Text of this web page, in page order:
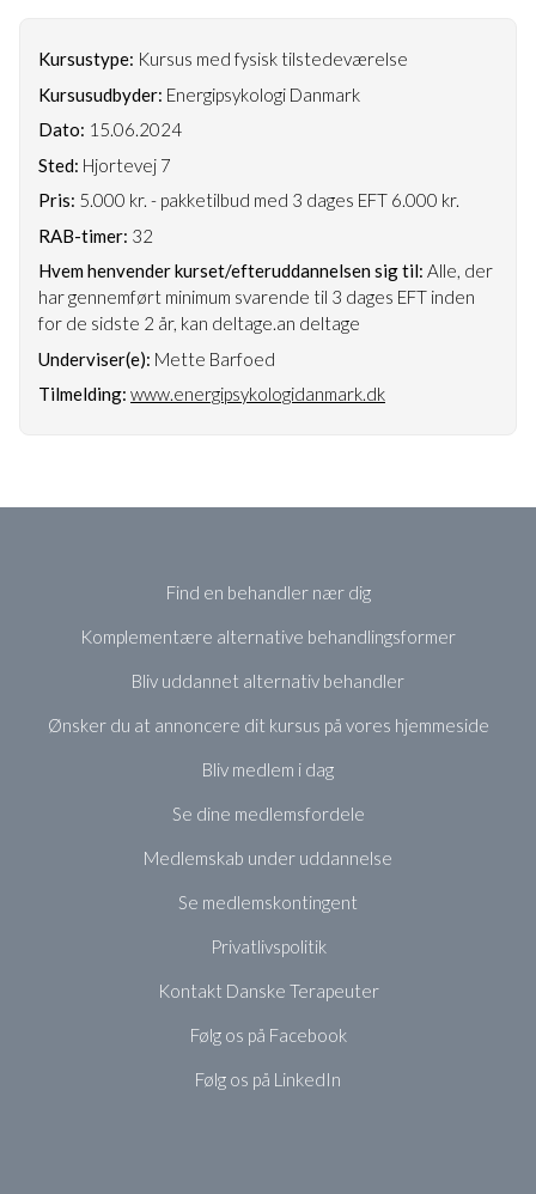
Kursustype: Kursus med fysisk tilstedeværelse
Kursusudbyder: Energipsykologi Danmark
Dato: 15.06.2024
Sted: Hjortevej 7
Pris: 5.000 kr. - pakketilbud med 3 dages EFT 6.000 kr.
RAB-timer: 32
Hvem henvender kurset/efteruddannelsen sig til: Alle, der
har gennemført minimum svarende til 3 dages EFT inden
for de sidste 2 år, kan deltage.an deltage
Underviser(e): Mette Barfoed
Tilmelding: www.energipsykologidanmark.dk
Find en behandler nær dig
Komplementære alternative behandlingsformer
Bliv uddannet alternativ behandler
Ønsker du at annoncere dit kursus på vores hjemmeside
Bliv medlem i dag
Se dine medlemsfordele
Medlemskab under uddannelse
Se medlemskontingent
Privatlivspolitik
Kontakt Danske Terapeuter
Følg os på Facebook
Følg os på LinkedIn